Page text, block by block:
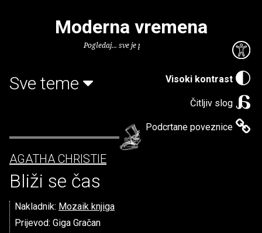
Visoki kontrast
Čitljiv slog
Podcrtane poveznice
Moderna vremena
Pogledaj... sve je puno knjiga.
Sve teme
AGATHA CHRISTIE
Bliži se čas
Nakladnik: Mozaik knjiga
Prijevod: Giga Gračan